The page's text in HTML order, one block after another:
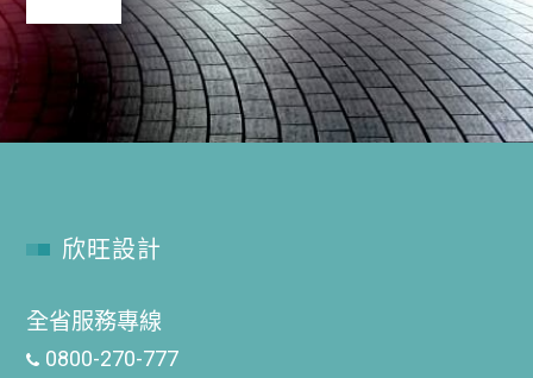
欣旺設計
全省服務專線
0800-270-777